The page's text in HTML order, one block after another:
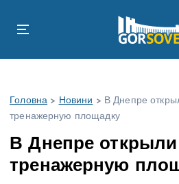
Головна > Новини > В Днепре
тренажерную площадку
В Днепре
тренажерную